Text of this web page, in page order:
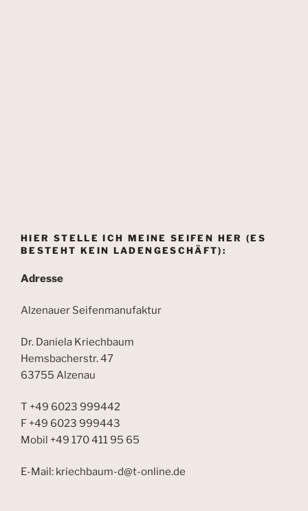
HIER STELLE ICH MEINE SEIFEN HER (ES
BESTEHT KEIN LADENGESCHÄFT):
Adresse
Alzenauer Seifenmanufaktur
Dr. Daniela Kriechbaum
Hemsbacherstr. 47
63755 Alzenau
T +49 6023 999442
F +49 6023 999443
Mobil +49 170 411 95 65
E-Mail: kriechbaum-d@t-online.de